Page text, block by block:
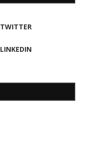
TWITTER
LINKEDIN